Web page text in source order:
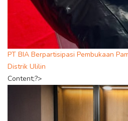
PT BIA Berpartisipasi Pembukaan
Distrik Ulilin
Content;?>